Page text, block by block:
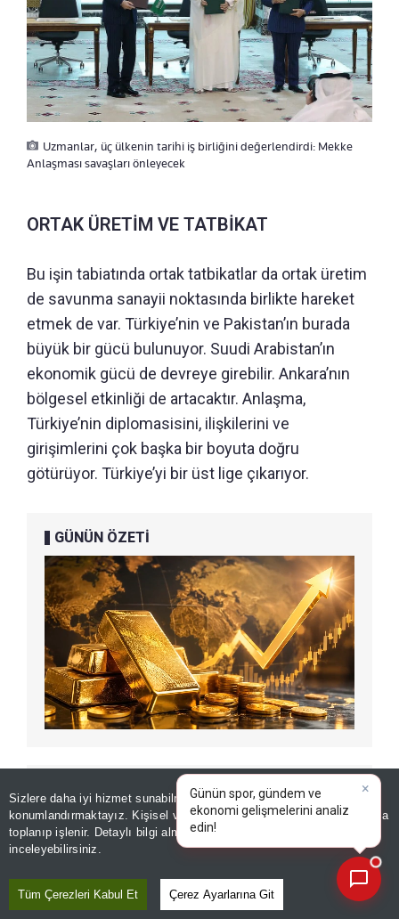
Sizlere daha iyi hizmet sunabilmek adına sitemizdeçerez
konumlandırmaktayız. Kişisel verileriniz, KVKK ve GDPR kapsamında
toplanıp işlenir. Detaylı bilgi almak için
inceleyebilirsiniz.
Tüm Çerezleri Kabul Et Çerez Ayarlarına Git
Uzmanlar, üç ülkenin tarihi iş birliğini değerlendirdi: Mekke
Anlaşması savaşları önleyecek
ORTAK ÜRETİM VE TATBİKAT
Bu işin tabiatında ortak tatbikatlar da ortak üretim
de savunma sanayii noktasında birlikte hareket
etmek de var. Türkiye’nin ve Pakistan’ın burada
büyük bir gücü bulunuyor. Suudi Arabistan’ın
ekonomik gücü de devreye girebilir. Ankara’nın
bölgesel etkinliği de artacaktır. Anlaşma,
Türkiye’nin diplomasisini, ilişkilerini ve
girişimlerini çok başka bir boyuta doğru
götürüyor. Türkiye’yi bir üst lige çıkarıyor.
GÜNÜN ÖZETİ
ÖNERİLEN HABERLER
GÜNDEM
Bakan Fidan, Mekke
anlattı: NATO'nun 5'inci
maddesiyle aynı
|